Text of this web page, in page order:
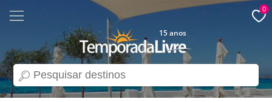
search
15 anos
0